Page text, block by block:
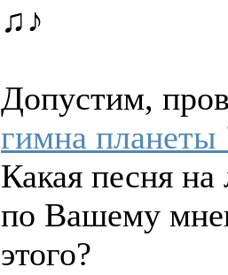
♫♪
Допустим,
гимна
Какая песня
по Вашему
этого?